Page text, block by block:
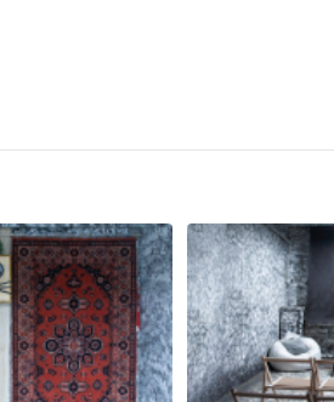
подсветкой
круглый стол, кресла
с драконами и другие объекты
в атмосферу Китая 20-х годов 20-